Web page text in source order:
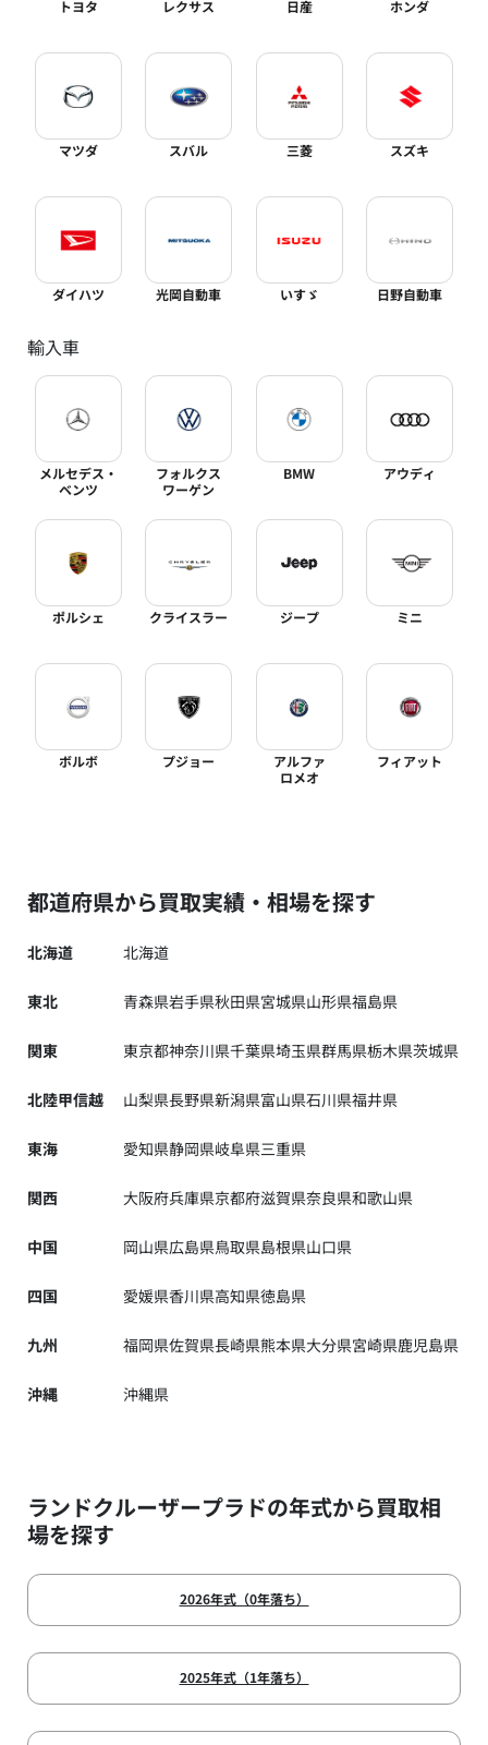
トヨタ レクサス 日産 ホンダ
マツダ スバル 三菱 スズキ
ダイハツ 光岡自動車 いすゞ 日野自動車
輸入車
メルセデス・
ベンツ
フォルクス
ワーゲン
BMW アウディ
ポルシェ クライスラー ジープ ミニ
ボルボ プジョー
アルファ
ロメオ
フィアット
都道府県から買取実績・相場を探す
北海道 北海道
東北 青森県岩手県秋田県宮城県山形県福島県
関東 東京都神奈川県千葉県埼玉県群馬県栃木県茨城県
北陸甲信越 山梨県長野県新潟県富山県石川県福井県
東海 愛知県静岡県岐阜県三重県
関西 大阪府兵庫県京都府滋賀県奈良県和歌山県
中国 岡山県広島県鳥取県島根県山口県
四国 愛媛県香川県高知県徳島県
九州 福岡県佐賀県長崎県熊本県大分県宮崎県鹿児島県
沖縄 沖縄県
ランドクルーザープラドの年式から買取相
場を探す
2026年式（0年落ち）
2025年式（1年落ち）